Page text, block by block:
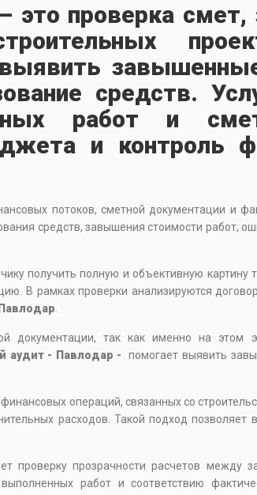
проверка смет,
средств.
работ и
и контроль
потоков, сметной документации и
средств, завышения стоимости работ,
получить полную и объективную картину
В рамках проверки анализируются
документации, так как именно на этом
аудит - Павлодар -
помогает выявить
операций, связанных со
расходов. Такой подход
проверку прозрачности расчетов между
работ и соответствию